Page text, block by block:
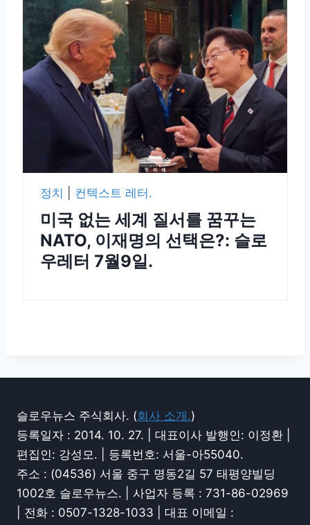
정치 컨텍스트 레터.
미국 없는 세계 질서를 꿈꾸는
NATO, 이재명의 선택은?: 슬로
우레터 7월9일.
슬로우뉴스 주식회사. (회사 소개.)
등록일자 : 2014. 10. 27. | 대표이사 발행인: 이정환 |
편집인: 강성모. | 등록번호: 서울-아55040.
주소 : (04536) 서울 중구 명동2길 57 태평양빌딩
1002호 슬로우뉴스. | 사업자 등록 : 731-86-02969
| 전화 : 0507-1328-1033 | 대표 이메일 :